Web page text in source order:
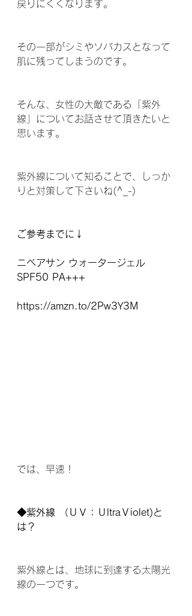
戻りにくくなります。
その一部がシミやソバカスとなって
肌に残ってしまうのです。
そんな、女性の大敵である「紫外
線」についてお話させて頂きたいと
思います。
紫外線について知ることで、しっか
りと対策して下さいね(^_-)
ご参考までに↓
ニベアサン ウォータージェル
SPF50 PA+++
https://amzn.to/2Pw3Y3M
では、早速！
◆紫外線 （ＵＶ：ＵltraＶiolet)と
は？
紫外線とは、地球に到達する太陽光
線の一つです。